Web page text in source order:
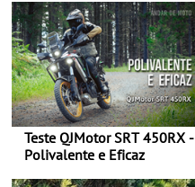
Teste QJMotor SRT 450RX -
Polivalente e Eficaz